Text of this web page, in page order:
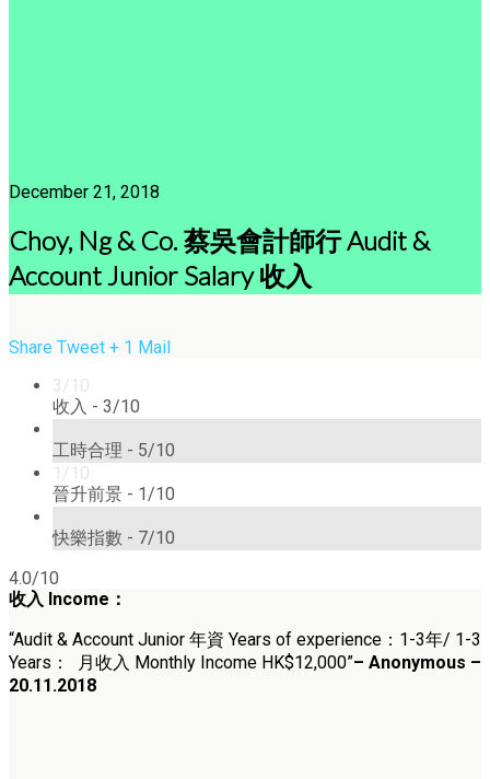
December 21, 2018
Choy, Ng & Co. 蔡吳會計師行 Audit &
Account Junior Salary 收入
Share Tweet + 1 Mail
3/10
收入 - 3/10
工時合理 - 5/10
1/10
晉升前景 - 1/10
快樂指數 - 7/10
4.0/10
收入 Income：
“Audit & Account Junior 年資 Years of experience：1-3年/ 1-3
Years： 月收入 Monthly Income HK$12,000”– Anonymous –
20.11.2018